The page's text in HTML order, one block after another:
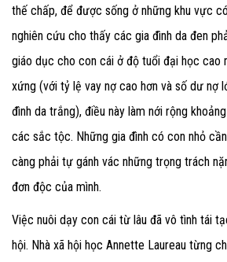
thế chấp, để được sống ở những khu vực
nghiên cứu cho thấy các gia đình da đen
giáo dục cho con cái ở độ tuổi đại học cao
xứng (với tỷ lệ vay nợ cao hơn và số dư nợ
đình da trắng), điều này làm nới rộng
các sắc tộc. Những gia đình có con nhỏ
càng phải tự gánh vác những trọng trách
đơn độc của mình.
Việc nuôi dạy con cái từ lâu đã vô tình tái
hội. Nhà xã hội học Annette Laureau từng